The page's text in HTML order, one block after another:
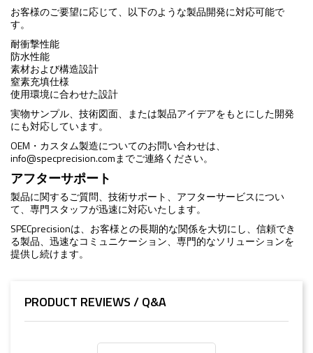
お客様のご要望に応じて、以下のような製品開発に対応可能で
す。
耐衝撃性能
防水性能
素材および構造設計
窒素充填仕様
使用環境に合わせた設計
実物サンプル、技術図面、または製品アイデアをもとにした開発
にも対応しています。
OEM・カスタム製造についてのお問い合わせは、
info@specprecision.comまでご連絡ください。
アフターサポート
製品に関するご質問、技術サポート、アフターサービスについ
て、専門スタッフが迅速に対応いたします。
SPECprecisionは、お客様との長期的な関係を大切にし、信頼でき
る製品、迅速なコミュニケーション、専門的なソリューションを
提供し続けます。
PRODUCT REVIEWS / Q&A